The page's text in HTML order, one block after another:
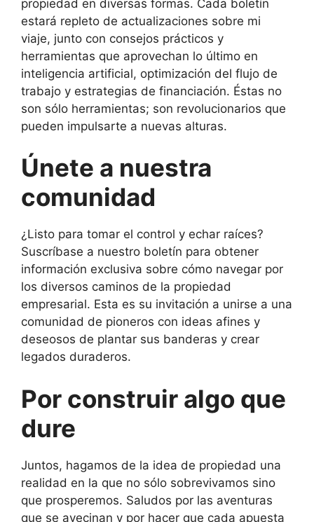
propiedad en diversas formas. Cada boletín
estará repleto de actualizaciones sobre mi
viaje, junto con consejos prácticos y
herramientas que aprovechan lo último en
inteligencia artificial, optimización del flujo de
trabajo y estrategias de financiación. Éstas no
son sólo herramientas; son revolucionarios que
pueden impulsarte a nuevas alturas.
Únete a nuestra
comunidad
¿Listo para tomar el control y echar raíces?
Suscríbase a nuestro boletín para obtener
información exclusiva sobre cómo navegar por
los diversos caminos de la propiedad
empresarial. Esta es su invitación a unirse a una
comunidad de pioneros con ideas afines y
deseosos de plantar sus banderas y crear
legados duraderos.
Por construir algo que
dure
Juntos, hagamos de la idea de propiedad una
realidad en la que no sólo sobrevivamos sino
que prosperemos. Saludos por las aventuras
que se avecinan y por hacer que cada apuesta